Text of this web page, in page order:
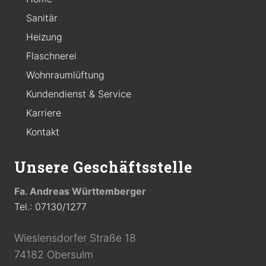
Sanitär
Heizung
Flaschnerei
Wohnraumlüftung
Kundendienst & Service
Karriere
Kontakt
Unsere Geschäftsstelle
Fa. Andreas Württemberger
Tel.: 07130/1277
Wieslensdorfer Straße 18
74182 Obersulm